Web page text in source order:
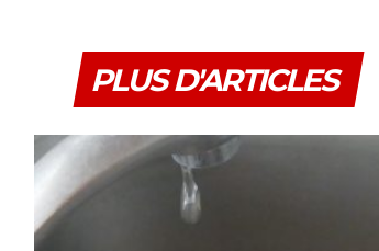
PLUS D'ARTICLES